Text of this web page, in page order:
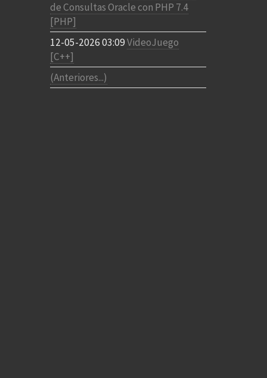
de Consultas Oracle con PHP 7.4
[PHP]
12-05-2026 03:09VideoJuego
[C++]
(Anteriores...)